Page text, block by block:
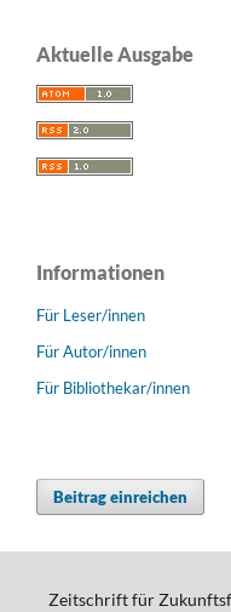
Aktuelle Ausgabe
Informationen
Für Leser/innen
Für Autor/innen
Für Bibliothekar/innen
Beitrag einreichen
Zeitschrift für